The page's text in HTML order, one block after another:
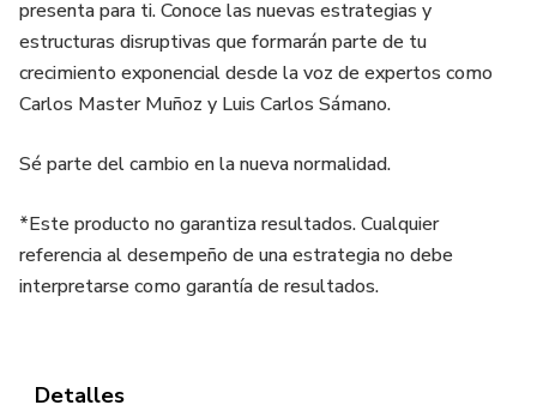
presenta para ti. Conoce las nuevas estrategias y
estructuras disruptivas que formarán parte de tu
crecimiento exponencial desde la voz de expertos como
Carlos Master Muñoz y Luis Carlos Sámano.
Sé parte del cambio en la nueva normalidad.
*Este producto no garantiza resultados. Cualquier
referencia al desempeño de una estrategia no debe
interpretarse como garantía de resultados.
Detalles